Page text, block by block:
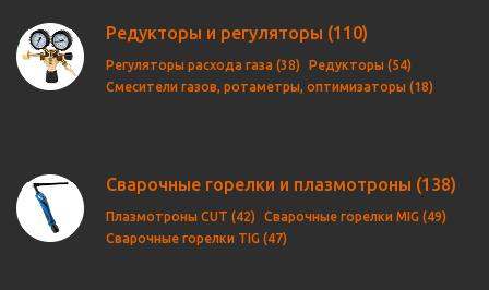
Редукторы и регуляторы (110)
Регуляторы расхода газа (38)
Редукторы (54)
Смесители газов, ротаметры, оптимизаторы (18)
Сварочные горелки и плазмотроны (138)
Плазмотроны CUT (42)
Сварочные горелки MIG (49)
Сварочные горелки TIG (47)